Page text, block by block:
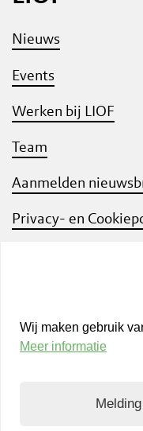
Wij maken gebruik
Meer informatie
Nieuws
Events
Werken bij LIOF
Team
Aanmelden
Privacy- en
Bezoek ookshift
kennisinstellingen